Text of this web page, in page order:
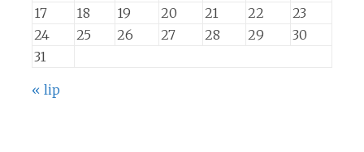
17
18 19 20 21 22
23
24
25 26 27 28 29
30
31
« lip